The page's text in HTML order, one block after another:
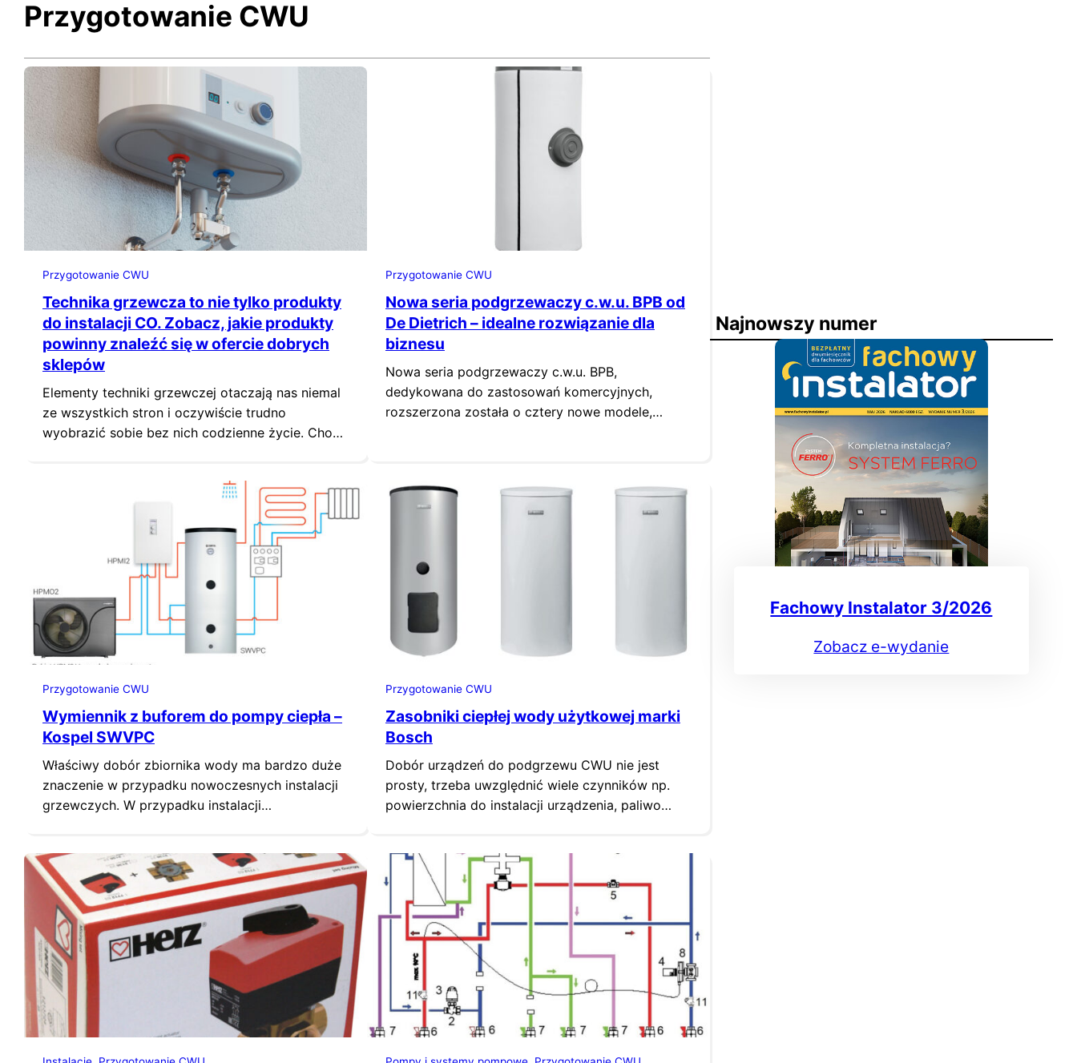
Przygotowanie CWU
Przygotowanie CWU
Technika grzewcza to nie tylko produkty
do instalacji CO. Zobacz, jakie produkty
powinny znaleźć się w ofercie dobrych
sklepów
Elementy techniki grzewczej otaczają nas niemal
ze wszystkich stron i oczywiście trudno
wyobrazić sobie bez nich codzienne życie. Choć
kategoria. Sprawdźmy, co jeszcze wchodzi w jej
skład. Czym jest technika grzewcza? Zacznijmy
od wyjaśnienia podstawowego terminu. Technika
grzewcza to rozległa dziedzina zajmująca się
projektowaniem,…
Przygotowanie CWU
Nowa seria podgrzewaczy c.w.u. BPB od
De Dietrich – idealne rozwiązanie dla
biznesu
Nowa seria podgrzewaczy c.w.u. BPB,
dedykowana do zastosowań komercyjnych,
rozszerzona została o cztery nowe modele,
grzewczych w firmach, restauracjach, hotelach
oraz innych obiektach komercyjnych.
publicznej i przemysłowej,…
Przygotowanie CWU
Wymiennik z buforem do pompy ciepła –
Kospel SWVPC
Właściwy dobór zbiornika wody ma bardzo duże
znaczenie w przypadku nowoczesnych instalacji
grzewczych. W przypadku instalacji
wymiennika oraz bufora ciepła w jednym. Firma
Kospel wychodząc naprzeciw oczekiwaniom
klientów wprowadziła na rynek zbiornik SWVPC.
Jest on pełni przystosowany do współpracy z
pompami ciepła. Kospel SWVPC –…
Przygotowanie CWU
Zasobniki ciepłej wody użytkowej marki
Bosch
Dobór urządzeń do podgrzewu CWU nie jest
prosty, trzeba uwzględnić wiele czynników np.
powierzchnia do instalacji urządzenia, paliwo
oszacowanie wielkości poboru c.w.u.: przepływu
maksymalnego i całkowitego. Umożliwia to
program do wymiarowania i doboru
podgrzewaczy c.w.u. dostępny pod linkiem:
www.bosch-thermotechnology.com Zasobniki
c.w.u. wymagają dłuższego czasu pracy niż…
Najnowszy numer
Fachowy Instalator 3/2026
Zobacz e-wydanie